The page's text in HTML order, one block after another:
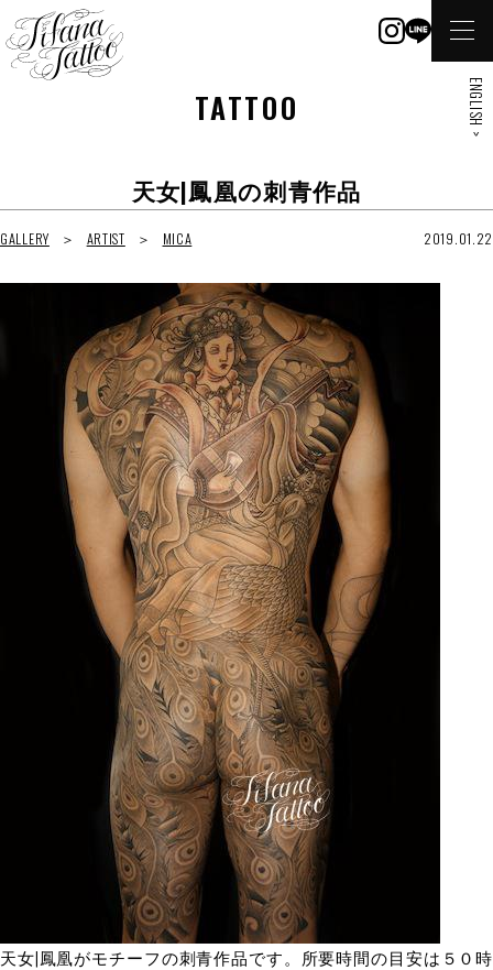
TATTOO
天女|鳳凰の刺青作品
GALLERY ARTIST MICA 2019.01.22
天女|鳳凰がモチーフの刺青作品です。所要時間の目安は５０時
ENGLISH >